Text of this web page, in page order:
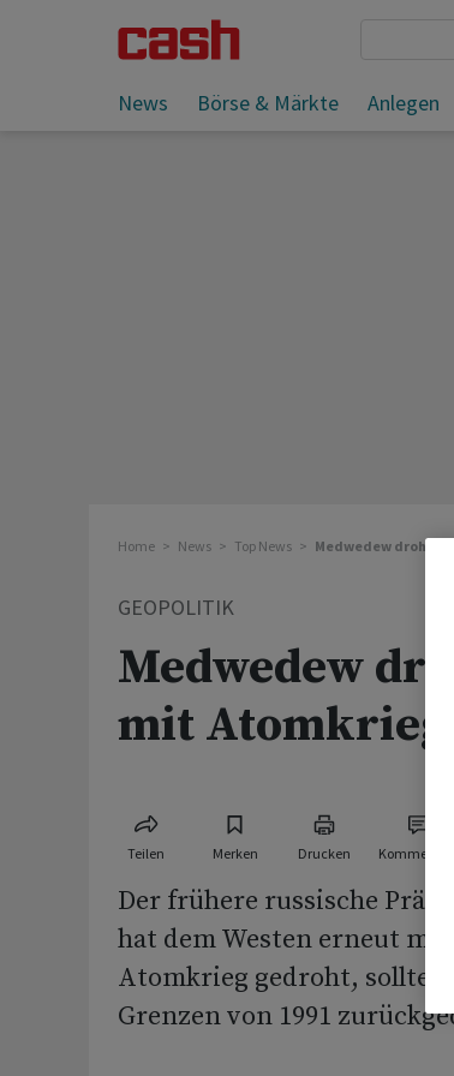
News Börse & Märkte Anlegen
Sie lesen: Medwedew droht erneut mit
Home News Top News Medwedew droht
GEOPOLITIK
Medwedew
mit Atomkrieg
Teilen Merken Drucken Kommentare
Der frühere russische
hat dem Westen erneut
Atomkrieg gedroht, sollte
Grenzen von 1991